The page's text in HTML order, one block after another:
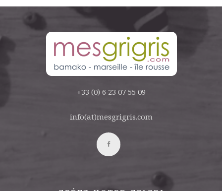
+33 (0) 6 23 07 55 09
info(at)mesgrigris.com